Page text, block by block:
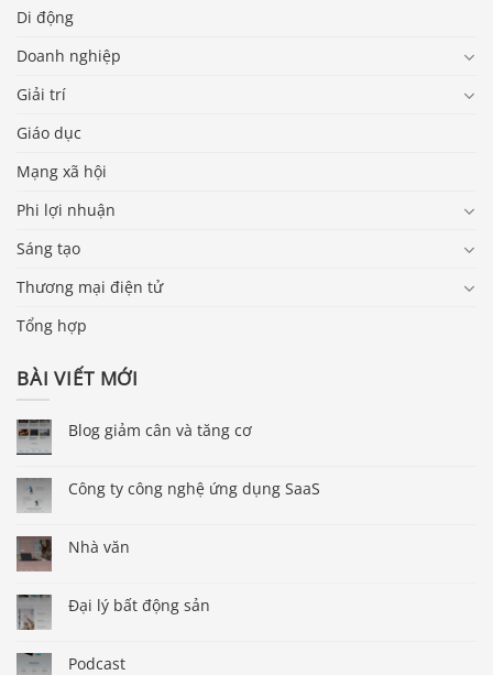
Di động
Doanh nghiệp
Giải trí
Giáo dục
Mạng xã hội
Phi lợi nhuận
Sáng tạo
Thương mại điện tử
Tổng hợp
BÀI VIẾT MỚI
Blog giảm cân và tăng cơ
Công ty công nghệ ứng dụng SaaS
Nhà văn
Đại lý bất động sản
Podcast